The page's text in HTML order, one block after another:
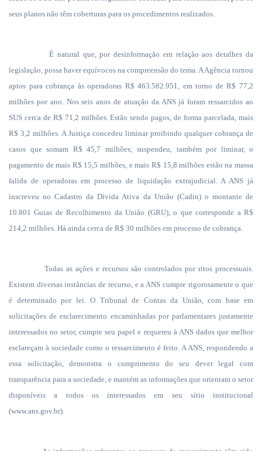
seus planos não têm coberturas para os procedimentos realizados.
É natural que, por desinformação em relação aos detalhes da
legislação, possa haver equívocos na compreensão do tema. A Agência tornou
aptos para cobrança às operadoras R$ 463.582.951, em torno de R$ 77,2
milhões por ano. Nos seis anos de atuação da ANS já foram ressarcidos ao
SUS cerca de R$ 71,2 milhões. Estão sendo pagos, de forma parcelada, mais
R$ 3,2 milhões. A Justiça concedeu liminar proibindo qualquer cobrança de
casos que somam R$ 45,7 milhões; suspendeu, também por liminar, o
pagamento de mais R$ 15,5 milhões, e mais R$ 15,8 milhões estão na massa
falida de operadoras em processo de liquidação extrajudicial. A ANS já
inscreveu no Cadastro da Dívida Ativa da União (Cadin) o montante de
10.801 Guias de Recolhimento da União (GRU), o que corresponde a R$
214,2 milhões. Há ainda cerca de R$ 30 milhões em processo de cobrança.
Todas as ações e recursos são controlados por ritos processuais.
Existem diversas instâncias de recurso, e a ANS cumpre rigorosamente o que
é determinado por lei. O Tribunal de Contas da União, com base em
solicitações de esclarecimento encaminhadas por parlamentares justamente
interessados no setor, cumpre seu papel e requereu à ANS dados que melhor
esclareçam à sociedade como o ressarcimento é feito. A ANS, respondendo a
essa solicitação, demonstra o cumprimento do seu dever legal com
transparência para a sociedade, e mantém as informações que orientam o setor
disponíveis a todos os interessados em seu sítio institucional
(www.ans.gov.br).